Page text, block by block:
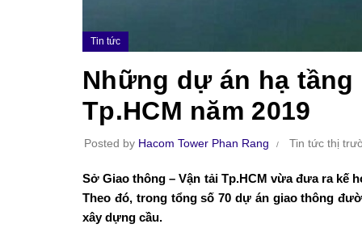
Tin tức
Những dự án hạ
Tp.HCM năm 2019
Posted by Hacom Tower Phan Rang Tin tức thị
Sở Giao thông – Vận tải Tp.HCM vừa đưa ra kế
Theo đó, trong tổng số 70 dự án giao thông
xây dựng cầu.